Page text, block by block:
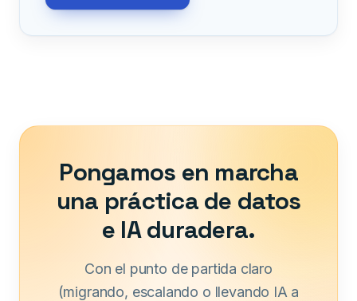
Pongamos en marcha
una práctica de datos
e IA duradera.
Con el punto de partida claro
(migrando, escalando o llevando IA a